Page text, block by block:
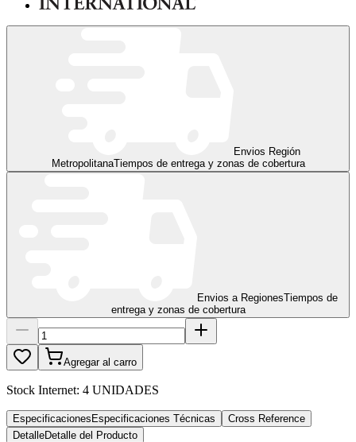
Envios Región
MetropolitanaTiempos de entrega y zonas de cobertura
Envios a RegionesTiempos de
entrega y zonas de cobertura
Agregar al carro
Stock Internet: 4 UNIDADES
Especificaciones Especificaciones Técnicas
Cross Reference
DetalleDetalle del Producto